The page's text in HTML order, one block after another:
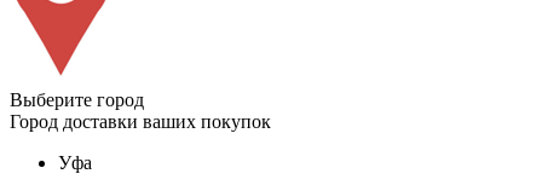
Выберите город
Город доставки ваших покупок
Уфа